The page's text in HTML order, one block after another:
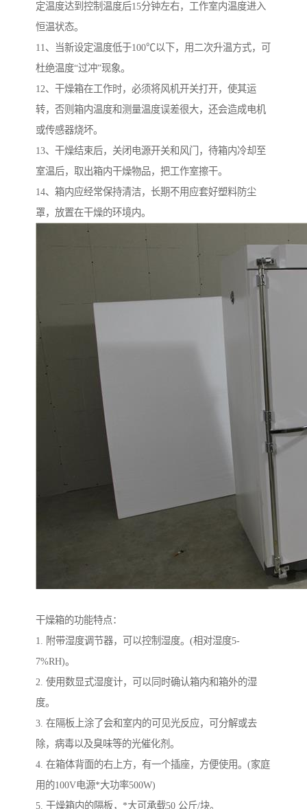
定温度达到控制温度后15分钟左右，工作室内温度进入
恒温状态。
11、当新设定温度低于100℃以下，用二次升温方式，可
杜绝温度“过冲”现象。
12、干燥箱在工作时，必须将风机开关打开，使其运
转，否则箱内温度和测量温度误差很大，还会造成电机
或传感器烧坏。
13、干燥结束后，关闭电源开关和风门，待箱内冷却至
室温后，取出箱内干燥物品，把工作室擦干。
14、箱内应经常保持清洁，长期不用应套好塑料防尘
罩，放置在干燥的环境内。
干燥箱的功能特点：
1. 附带湿度调节器，可以控制湿度。(相对湿度5-
7%RH)。
2. 使用数显式湿度计，可以同时确认箱内和箱外的湿
度。
3. 在隔板上涂了会和室内的可见光反应，可分解或去
除，病毒以及臭味等的光催化剂。
4. 在箱体背面的右上方，有一个插座，方便使用。(家庭
用的100V电源*大功率500W)
5. 干燥箱内的隔板，*大可承载50 公斤/块。